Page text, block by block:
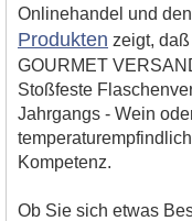
Onlinehandel und
Produkten zeigt,
GOURMET
Stoßfeste
Jahrgangs - Wein
Kompetenz.
Ob Sie sich etwas